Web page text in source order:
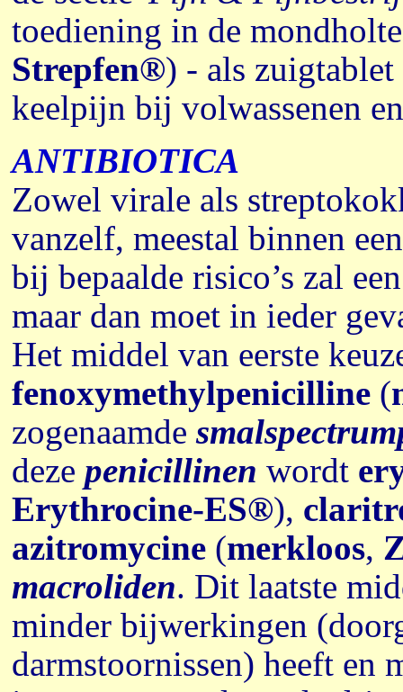
toediening in de
Strepfen®) - als
keelpijn bij volwassenen
ANTIBIOTICA
Zowel virale als
vanzelf, meestal binnen
bij bepaalde risico’s zal
maar dan moet in ieder
Het middel van eerste
fenoxymethylpenicilline (
zogenaamde
deze penicillinen wordt
Erythrocine-ES®),
azitromycine (merkloos,
macroliden. Dit laatste
minder bijwerkingen
darmstoornissen) heeft en